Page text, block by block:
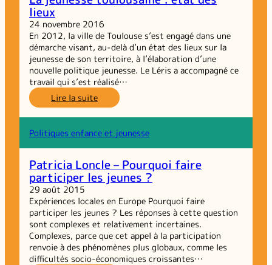
des
jeunes
roms
et
gens
du
voyage
lieux
24 novembre 2016
En 2012, la ville de Toulouse s’est engagé dans une
démarche visant, au-delà d’un état des lieux sur la
jeunesse de son territoire, à l’élaboration d’une
nouvelle politique jeunesse. Le Léris a accompagné ce
travail qui s’est réalisé…
Lire la suite:
La
jeunesse
toulousaine :
lieux
Politiques enfance et jeunesse
Patricia Loncle – Pourquoi faire
participer les jeunes ?
29 août 2015
Expériences locales en Europe Pourquoi faire
participer les jeunes ? Les réponses à cette question
sont complexes et relativement incertaines.
Complexes, parce que cet appel à la participation
renvoie à des phénomènes plus globaux, comme les
difficultés socio-économiques croissantes…